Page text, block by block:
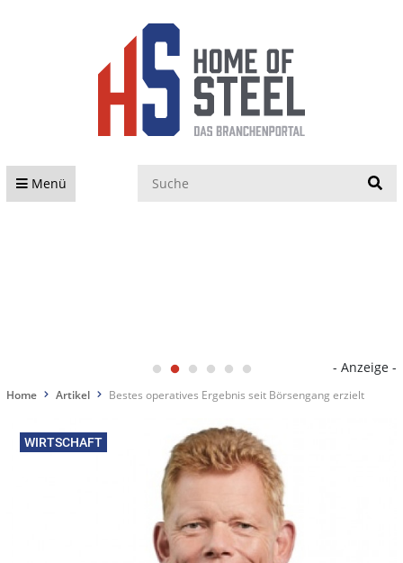
Menü
- Anzeige -
Home Artikel Bestes operatives Ergebnis seit Börsengang erzielt
WIRTSCHAFT